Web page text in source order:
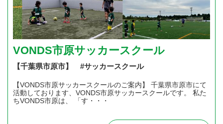
VONDS市原サッカースクール
【千葉県市原市】 #サッカースクール
【VONDS市原サッカースクールのご案内】 千葉県市原市にて
活動しております、VONDS市原サッカースクールです。 私た
ちVONDS市原は、 「す・・・